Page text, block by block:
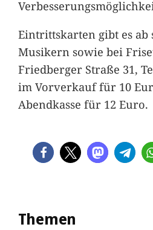
Eintrittskarten gibt es
Musikern sowie bei
Friedberger Straße 31,
im Vorverkauf für 10
Abendkasse für 12 Euro.
Themen